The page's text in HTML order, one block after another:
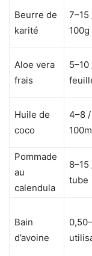
Beurre de
karité
7–15
100g
Aloe vera
frais
5–10
Huile de
coco
4–8 /
Pommade
au
calendula
8–15
tube
Bain
d’avoine